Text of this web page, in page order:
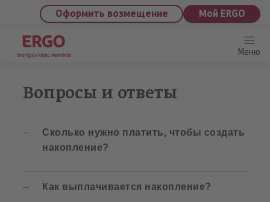
saturu
Оформить возмещение Мой ERGO
Меню
Вопросы и ответы
Сколько нужно платить, чтобы создать
накопление?
Как выплачивается накопление?